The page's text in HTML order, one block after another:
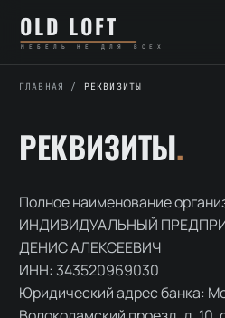
содержимому
содержимому
OLD LOFT
МЕБЕЛЬ НЕ ДЛЯ ВСЕХ
ГЛАВНАЯ / РЕКВИЗИТЫ
РЕКВИЗИТЫ.
Полное наименование
ИНДИВИДУАЛЬНЫЙ
ДЕНИС АЛЕКСЕЕВИЧ
ИНН: 343520969030
Юридический адрес банка: